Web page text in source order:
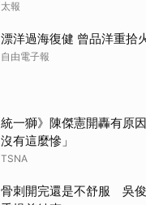
太報
漂洋過海復健 曾品洋重拾
自由電子報
統一獅》陳傑憲開轟有原
沒有這麼慘」
TSNA
骨刺開完還是不舒服 吳